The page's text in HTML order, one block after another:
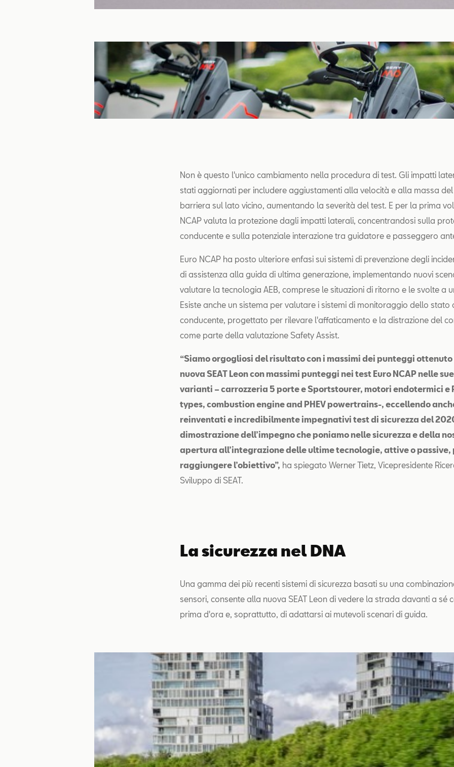
Non è questo l'unico cambiamento nella procedura di test. Gli impatti
stati aggiornati per includere aggiustamenti alla velocità e alla massa
barriera sul lato vicino, aumentando la severità del test. E per la prima
NCAP valuta la protezione dagli impatti laterali, concentrandosi sulla
conducente e sulla potenziale interazione tra guidatore e passeggero
Euro NCAP ha posto ulteriore enfasi sui sistemi di prevenzione degli
di assistenza alla guida di ultima generazione, implementando nuovi
valutare la tecnologia AEB, comprese le situazioni di ritorno e le svolte a
Esiste anche un sistema per valutare i sistemi di monitoraggio dello stato
conducente, progettato per rilevare l'affaticamento e la distrazione del
come parte della valutazione Safety Assist.
“Siamo orgogliosi del risultato con i massimi dei punteggi
nuova SEAT Leon con massimi punteggi nei test Euro NCAP nelle
varianti – carrozzeria 5 porte e Sportstourer, motori endotermici e
types, combustion engine and PHEV powertrains-, eccellendo
reinventati e incredibilmente impegnativi test di sicurezza del
dimostrazione dell’impegno che poniamo nelle sicurezza e della
apertura all’integrazione delle ultime tecnologie, attive o passive,
raggiungere l’obiettivo”, ha spiegato Werner Tietz, Vicepresidente
Sviluppo di SEAT.
La sicurezza nel DNA
Una gamma dei più recenti sistemi di sicurezza basati su una
sensori, consente alla nuova SEAT Leon di vedere la strada davanti a sé
prima d'ora e, soprattutto, di adattarsi ai mutevoli scenari di guida.